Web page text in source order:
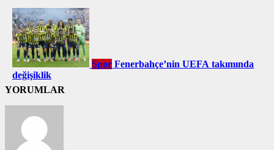
Spor Fenerbahçe’nin UEFA takımında
değişiklik
YORUMLAR